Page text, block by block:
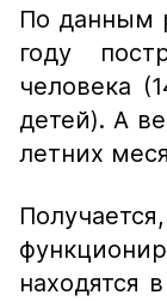
По данным
году
человека
детей). А
летних
находятся